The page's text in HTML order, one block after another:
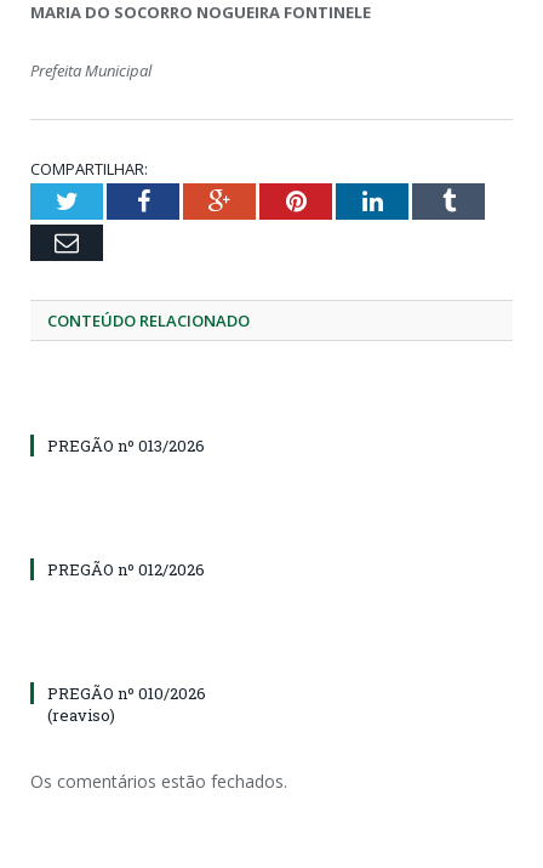
MARIA DO SOCORRO NOGUEIRA FONTINELE
Prefeita Municipal
COMPARTILHAR:
TwitterFacebookGoogle+PinterestLinkedInTumblr
Email
CONTEÚDO RELACIONADO
PREGÃO nº 013/2026
PREGÃO nº 012/2026
PREGÃO nº 010/2026
(reaviso)
Os comentários estão fechados.